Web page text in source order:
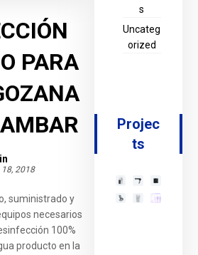
PARA
2018
suministrado y
necesarios
100%
producto en la
s
Uncateg
orized
Projec
ts